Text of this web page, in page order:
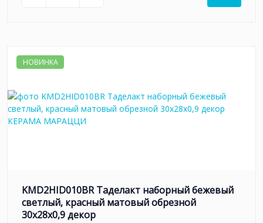
НОВИНКА
KMD2HID010BR Таделакт наборный бежевый
светлый, красный матовый обрезной
30x28x0,9 декор